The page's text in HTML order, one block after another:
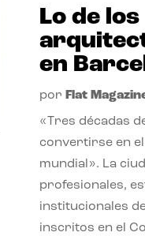
Lo de
en
por Flat
«Tres décadas
convertirse en
mundial». La
profesionales,
institucionales
inscritos en el